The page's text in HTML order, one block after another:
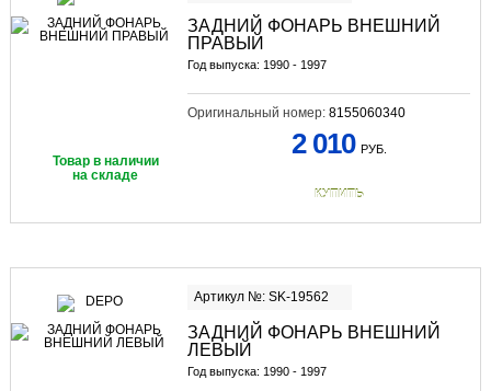
ЗАДНИЙ ФОНАРЬ ВНЕШНИЙ
ПРАВЫЙ
Год выпуска: 1990 - 1997
Оригинальный номер: 8155060340
Товар в наличии
на складе
2 010 РУБ.
КУПИТЬ
Артикул №: SK-19562
ЗАДНИЙ ФОНАРЬ ВНЕШНИЙ
ЛЕВЫЙ
Год выпуска: 1990 - 1997